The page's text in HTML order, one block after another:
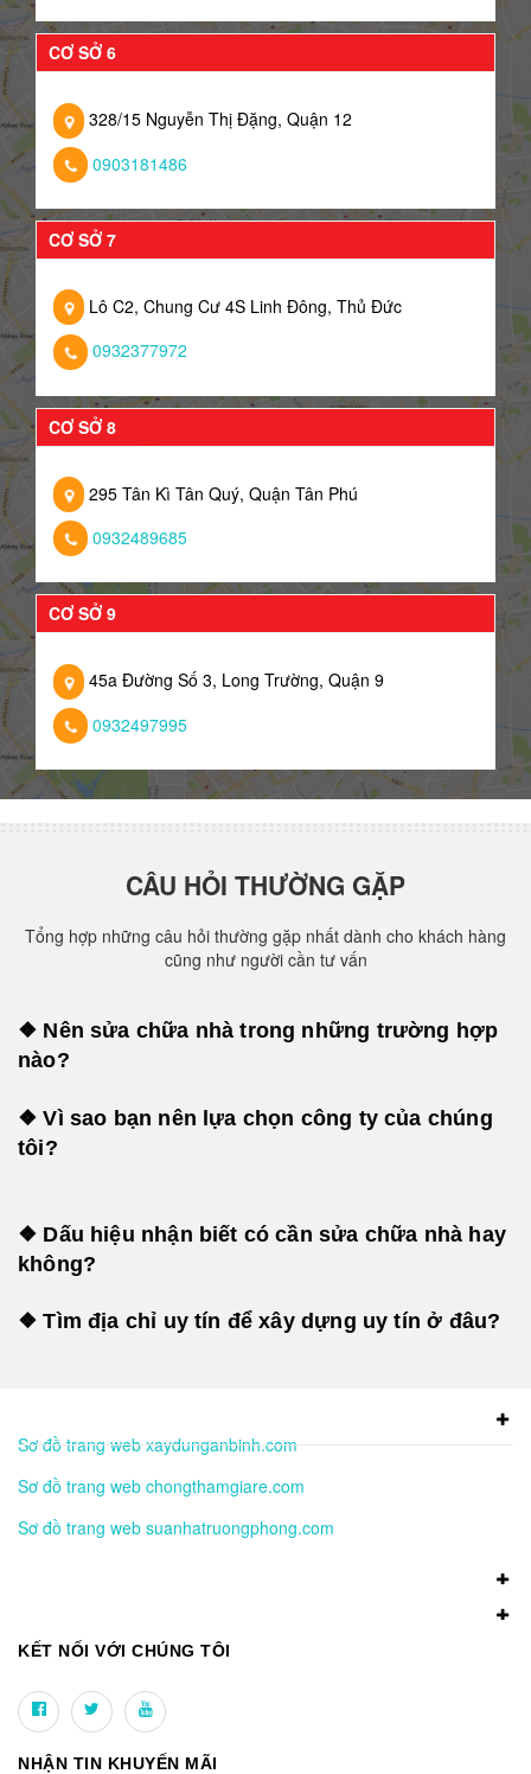
CƠ SỞ 6
328/15 Nguyễn Thị Đặng, Quận 12
0903181486
CƠ SỞ 7
Lô C2, Chung Cư 4S Linh Đông, Thủ Đức
0932377972
CƠ SỞ 8
295 Tân Kì Tân Quý, Quận Tân Phú
0932489685
CƠ SỞ 9
45a Đường Số 3, Long Trường, Quận 9
0932497995
CÂU HỎI THƯỜNG GẶP
Tổng hợp những câu hỏi thường gặp nhất dành cho khách hàng
cũng như người cần tư vấn
❖ Nên sửa chữa nhà trong những trường hợp
nào?
❖ Vì sao bạn nên lựa chọn công ty của chúng
tôi?
❖ Dấu hiệu nhận biết có cần sửa chữa nhà hay
không?
❖ Tìm địa chỉ uy tín để xây dựng uy tín ở đâu?
Sơ đồ trang web xaydunganbinh.com
Sơ đồ trang web chongthamgiare.com
Sơ đồ trang web suanhatruongphong.com
KẾT NỐI VỚI CHÚNG TÔI
NHẬN TIN KHUYẾN MÃI